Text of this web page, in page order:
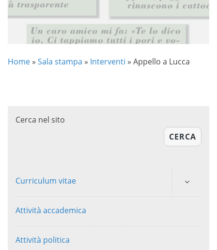
Home » Sala stampa » Interventi » Appello a Lucca
Cerca nel sito
CERCA
Curriculum vitae
Attività accademica
Attività politica